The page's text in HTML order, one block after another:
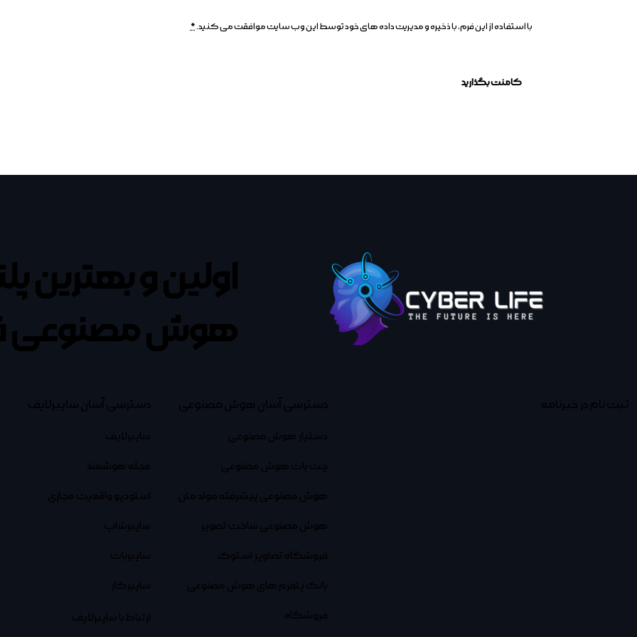
با استفاده از این فرم، با ذخیره و مدیریت داده های خود توسط این وب سایت موافقت می کنید.*
اولین و بهترین
هوش مصنوعی
ثبت نام در خبرنامه دسترسی آسان هوش مصنوعی
دستیار هوش مصنوعی
چت بات هوش مصنوعی
هوش مصنوعی پیشرفته مولد متن
هوش مصنوعی ساخت تصویر
فروشگاه تصاویر استوک
بانک پتفرم های هوش مصنوعی
فروشگاه
دسترسی آسان سایبرلایف
سایبرلایف
مجله هوشمند
استودیو واقعیت مجازی
سایبرشاپ
سایبربات
سایبرکار
ارتباط با سایبرلایف